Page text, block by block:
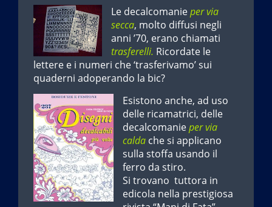
Le decalcomanieper via
secca, molto diffusi negli
anni ’70, erano chiamati
trasferelli. Ricordate le
lettere e i numeri che ‘trasferivamo’ sui
quaderni adoperando la bic?
Esistono anche, ad uso
delle ricamatrici, delle
decalcomanieper via
calda che si applicano
sulla stoffa usando il
ferro da stiro.
Si trovano tuttora in
edicola nella prestigiosa